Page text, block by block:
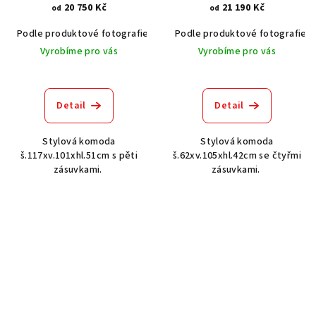
od 20 750 Kč
Podle produktové fotografie
Akát vintage BT1551
Dub světlý
Vyrobíme pro vás
Detail
Stylová komoda
š.117xv.101xhl.51cm s pěti
zásuvkami.
od 21 190 Kč
Podle produktové fotografie
Vyrobíme pro vás
Detail
Stylová komoda
š.62xv.105xhl.42cm se čtyřmi
zásuvkami.